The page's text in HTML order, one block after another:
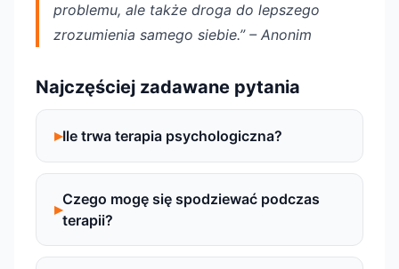
problemu, ale także droga do lepszego
zrozumienia samego siebie.” – Anonim
Najczęściej zadawane pytania
Ile trwa terapia psychologiczna?
Czego mogę się spodziewać podczas
terapii?